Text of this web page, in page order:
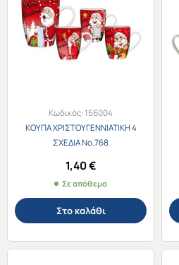
Κωδικός:156004
ΚΟΥΠΑ ΧΡΙΣΤΟΥΓΕΝΝΙΑΤΙΚΗ 4
ΣΧΕΔΙΑ Νο.768
1,40€
Σε απόθεμα
Στο καλάθι